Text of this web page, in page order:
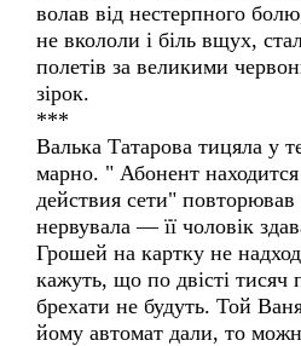
волав від нестерпного
не вкололи і біль вщух,
полетів за великими
зірок.
***
Валька Татарова тицяла у
марно. " Абонент
действия сети"
нервувала — її чоловік
Грошей на картку не
кажуть, що по двісті тисяч
брехати не будуть. Той
йому автомат дали, то